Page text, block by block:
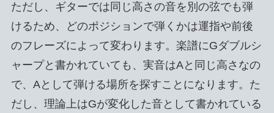
ただし、ギターでは同じ高さの音を別の弦でも弾
けるため、どのポジションで弾くかは運指や前後
のフレーズによって変わります。楽譜にGダブルシ
ャープと書かれていても、実音はAと同じ高さなの
で、Aとして弾ける場所を探すことになります。た
だし、理論上はGが変化した音として書かれている